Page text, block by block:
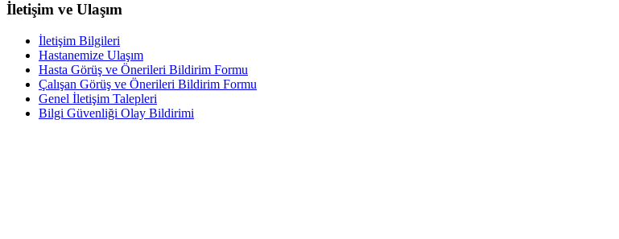
İletişim ve Ulaşım
İletişim Bilgileri
Hastanemize Ulaşım
Hasta Görüş ve Önerileri Bildirim Formu
Çalışan Görüş ve Önerileri Bildirim Formu
Genel İletişim Talepleri
Bilgi Güvenliği Olay Bildirimi